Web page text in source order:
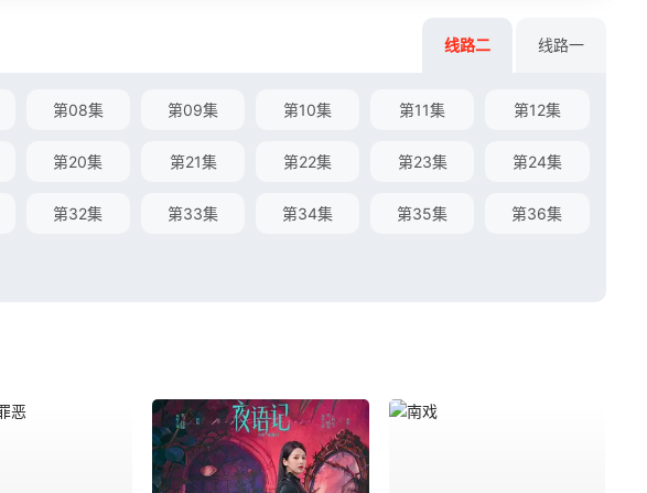
线路二 线路一
第08集 第09集 第10集 第11集 第12集
第20集 第21集 第22集 第23集 第24集
第32集 第33集 第34集 第35集 第36集